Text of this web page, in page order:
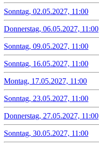
Sonntag, 02.05.2027, 11:00
Donnerstag, 06.05.2027, 11:00
Sonntag, 09.05.2027, 11:00
Sonntag, 16.05.2027, 11:00
Montag, 17.05.2027, 11:00
Sonntag, 23.05.2027, 11:00
Donnerstag, 27.05.2027, 11:00
Sonntag, 30.05.2027, 11:00